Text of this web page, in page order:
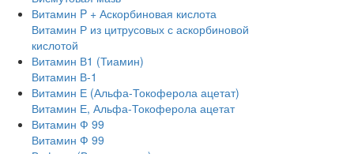
Витамин P + Аскорбиновая кислота
Витамин Р из цитрусовых с аскорбиновой
кислотой
Витамин В1 (Тиамин)
Витамин В-1
Витамин Е (Альфа-Токоферола ацетат)
Витамин Е, Альфа-Токоферола ацетат
Витамин Ф 99
Витамин Ф 99